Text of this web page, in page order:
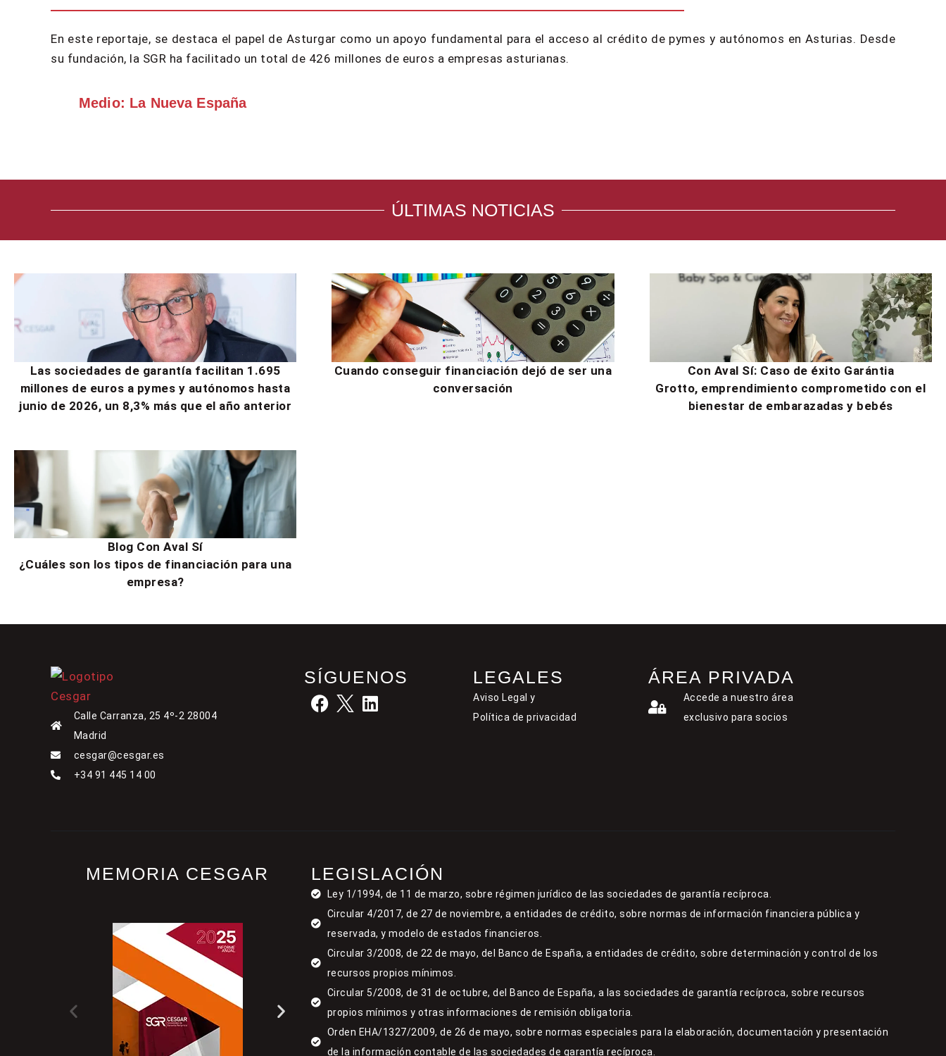
En este reportaje, se destaca el papel de Asturgar como un apoyo fundamental para el acceso al crédito de pymes y autónomos en Asturias. Desde
su fundación, la SGR ha facilitado un total de 426 millones de euros a empresas asturianas.
Medio: La Nueva España
ÚLTIMAS NOTICIAS
Las sociedades de garantía facilitan 1.695
millones de euros a pymes y autónomos hasta
junio de 2026, un 8,3% más que el año anterior
Cuando conseguir financiación dejó de ser una
conversación
Con Aval Sí: Caso de éxito Garántia
Grotto, emprendimiento comprometido con el
bienestar de embarazadas y bebés
Blog Con Aval Sí
¿Cuáles son los tipos de financiación para una
empresa?
Calle Carranza, 25 4º-2 28004
Madrid
cesgar@cesgar.es
+34 91 445 14 00
SÍGUENOS LEGALES
Aviso Legal y
Política de privacidad
ÁREA PRIVADA
Accede a nuestro área
exclusivo para socios
MEMORIA CESGAR LEGISLACIÓN
Ley 1/1994, de 11 de marzo, sobre régimen jurídico de las sociedades de garantía recíproca.
Circular 4/2017, de 27 de noviembre, a entidades de crédito, sobre normas de información financiera pública y
reservada, y modelo de estados financieros.
Circular 3/2008, de 22 de mayo, del Banco de España, a entidades de crédito, sobre determinación y control de los
recursos propios mínimos.
Circular 5/2008, de 31 de octubre, del Banco de España, a las sociedades de garantía recíproca, sobre recursos
propios mínimos y otras informaciones de remisión obligatoria.
Orden EHA/1327/2009, de 26 de mayo, sobre normas especiales para la elaboración, documentación y presentación
de la información contable de las sociedades de garantía recíproca.